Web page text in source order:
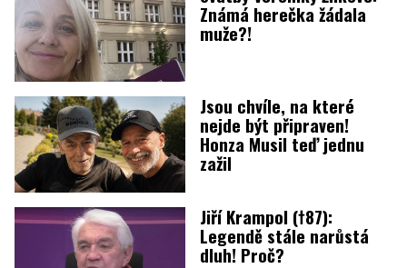
Známá herečka žádala
muže?!
Jsou chvíle, na které
nejde být připraven!
Honza Musil teď jednu
zažil
Jiří Krampol (†87):
Legendě stále narůstá
dluh! Proč?